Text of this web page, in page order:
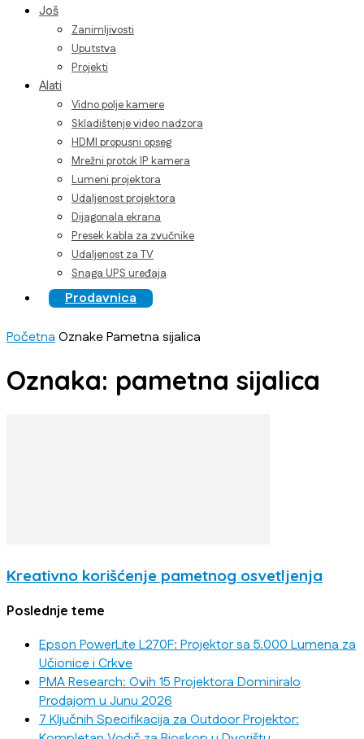
Još
Zanimljivosti
Uputstva
Projekti
Alati
Vidno polje kamere
Skladištenje video nadzora
HDMI propusni opseg
Mrežni protok IP kamera
Lumeni projektora
Udaljenost projektora
Dijagonala ekrana
Presek kabla za zvučnike
Udaljenost za TV
Snaga UPS uređaja
Prodavnica
PočetnaOznakePametna sijalica
Oznaka: pametna sijalica
Kreativno korišćenje pametnog osvetljenja
Poslednje teme
Epson PowerLite L270F: Projektor sa 5.000 Lumena za
Učionice i Crkve
PMA Research: Ovih 15 Projektora Dominiralo
Prodajom u Junu 2026
7 Ključnih Specifikacija za Outdoor Projektor: